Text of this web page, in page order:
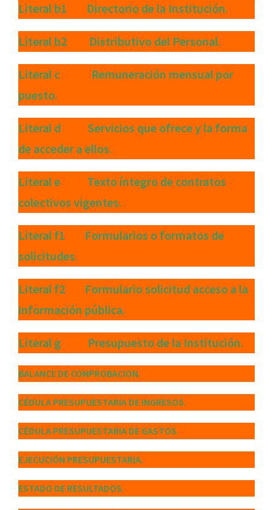
Literal b1 Directorio de la Institución.
Literal b2 Distributivo del Personal.
Literal c Remuneración mensual por
puesto.
Literal d Servicios que ofrece y la forma
de acceder a ellos.
Literal e Texto íntegro de contratos
colectivos vigentes.
Literal f1 Formularios o formatos de
solicitudes.
Literal f2 Formulario solicitud acceso a la
información pública.
Literal g Presupuesto de la Institución.
BALANCE DE COMPROBACION.
CÉDULA PRESUPUESTARIA DE INGRESOS.
CÉDULA PRESUPUESTARIA DE GASTOS.
EJECUCIÓN PRESUPUESTARIA.
ESTADO DE RESULTADOS.